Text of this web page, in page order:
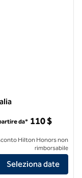
by Hilton Dayton
da* 110 $
Hilton Honors non
rimborsabile
Seleziona date